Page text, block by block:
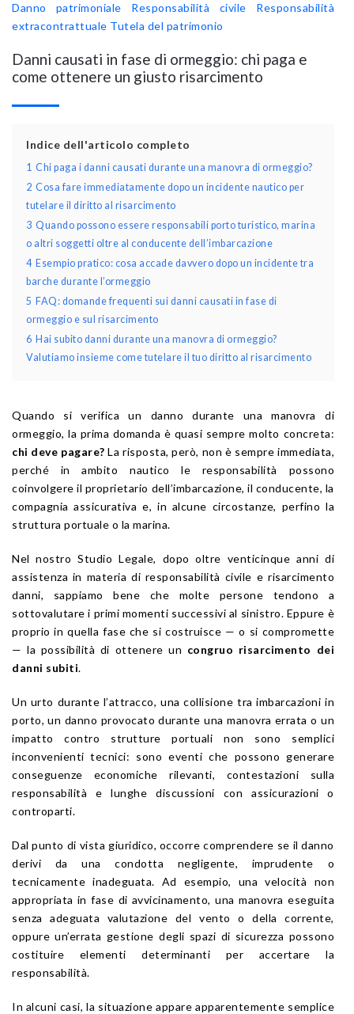
Danno patrimoniale Responsabilità civile
Responsabilità
extracontrattuale Tutela del patrimonio
Danni causati in fase di ormeggio: chi paga e
come ottenere un giusto risarcimento
Indice dell'articolo completo
1 Chi paga i danni causati durante una manovra di ormeggio?
2 Cosa fare immediatamente dopo un incidente nautico per
tutelare il diritto al risarcimento
3 Quando possono essere responsabili porto turistico, marina
o altri soggetti oltre al conducente dell’imbarcazione
4 Esempio pratico: cosa accade davvero dopo un incidente tra
barche durante l’ormeggio
5 FAQ: domande frequenti sui danni causati in fase di
ormeggio e sul risarcimento
6 Hai subito danni durante una manovra di ormeggio?
Valutiamo insieme come tutelare il tuo diritto al risarcimento
Quando si verifica un danno durante una manovra di
ormeggio, la prima domanda è quasi sempre molto concreta:
chi deve pagare? La risposta, però, non è sempre immediata,
perché in ambito nautico le responsabilità possono
coinvolgere il proprietario dell’imbarcazione, il conducente, la
compagnia assicurativa e, in alcune circostanze, perfino la
struttura portuale o la marina.
Nel nostro Studio Legale, dopo oltre venticinque anni di
assistenza in materia di responsabilità civile e risarcimento
danni, sappiamo bene che molte persone tendono a
sottovalutare i primi momenti successivi al sinistro. Eppure è
proprio in quella fase che si costruisce — o si compromette
— la possibilità di ottenere un congruo risarcimento dei
danni subiti.
Un urto durante l’attracco, una collisione tra imbarcazioni in
porto, un danno provocato durante una manovra errata o un
impatto contro strutture portuali non sono semplici
inconvenienti tecnici: sono eventi che possono generare
conseguenze economiche rilevanti, contestazioni sulla
responsabilità e lunghe discussioni con assicurazioni o
controparti.
Dal punto di vista giuridico, occorre comprendere se il danno
derivi da una condotta negligente, imprudente o
tecnicamente inadeguata. Ad esempio, una velocità non
appropriata in fase di avvicinamento, una manovra eseguita
senza adeguata valutazione del vento o della corrente,
oppure un’errata gestione degli spazi di sicurezza possono
costituire elementi determinanti per accertare la
responsabilità.
In alcuni casi, la situazione appare apparentemente semplice